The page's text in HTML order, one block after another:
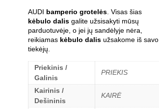
AUDI bamperio grotelės . Visas šias
kėbulo dalis galite užsisakyti mūsų
parduotuvėje, o jei jų sandėlyje nėra,
reikiamas kėbulo dalis užsakome iš savo
tiekėjų.
Priekinis /
Galinis
PRIEKIS
Kairinis /
Dešininis
KAIRĖ